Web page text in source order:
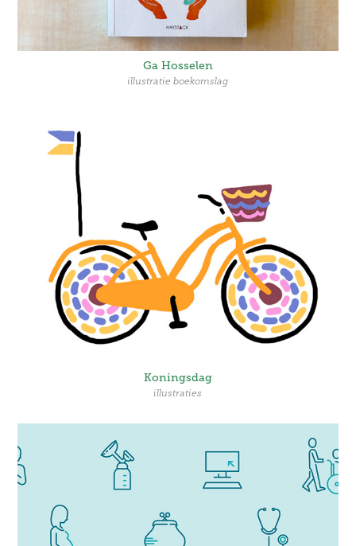
Ga Hosselen
illustratie boekomslag
Koningsdag
illustraties